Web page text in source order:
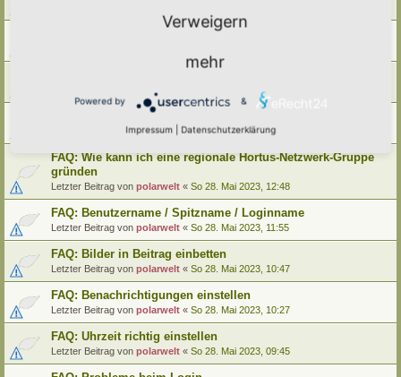
FAQ: Wie kann ich meine alte Lebensinsel umziehen
Mo 29. Mai 2023, 10:33
FAQ: Profil ändern / Hortus-Namen hinterlegen
Letzter Beitrag vonpolarwelt «Mo 29. Mai 2023, 08:03
FAQ: Wie kann ich eine regionale Hortus-Netzwerk-Gruppe
gründen
Letzter Beitrag von polarwelt « So 28. Mai 2023, 12:48
FAQ: Benutzername / Spitzname / Loginname
Letzter Beitrag von polarwelt « So 28. Mai 2023, 11:55
FAQ: Bilder in Beitrag einbetten
Letzter Beitrag von polarwelt « So 28. Mai 2023, 10:47
FAQ: Benachrichtigungen einstellen
Letzter Beitrag von polarwelt « So 28. Mai 2023, 10:27
FAQ: Uhrzeit richtig einstellen
Letzter Beitrag von polarwelt « So 28. Mai 2023, 09:45
Verweigern
mehr
Powered by &
Impressum Datenschutzerklärung